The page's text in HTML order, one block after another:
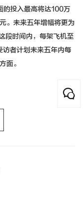
的投入最高将达100万
。未来五年增幅将更为
段时间内，每架飞机至
者计划未来五年内每
面。